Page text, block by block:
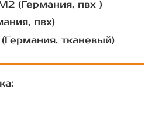
(Германия, пвх )
пвх)
тканевый)